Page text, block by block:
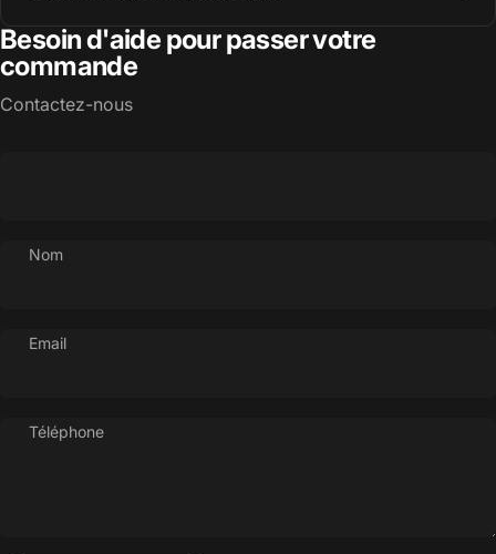
Besoin d'aide pour passer votre
commande
Contactez-nous
Nom
Email
Téléphone